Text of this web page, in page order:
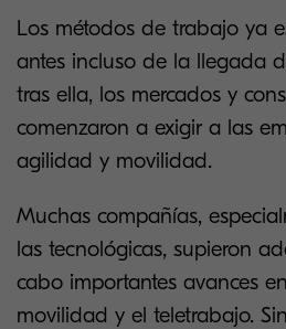
Los métodos de trabajo ya
antes incluso de la llegada
tras ella, los mercados y
comenzaron a exigir a las
agilidad y movilidad.
Muchas compañías,
las tecnológicas, supieron
cabo importantes avances
movilidad y el teletrabajo.